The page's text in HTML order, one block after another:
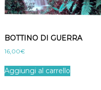
BOTTINO DI GUERRA
16,00€
Aggiungi al carrello